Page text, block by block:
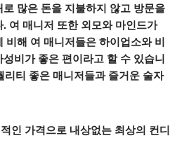
많은 돈을 지불하지 않고 방문을
여 매니저 또한 외모와 마인드가
비해 여 매니저들은 하이업소와 비
비가 좋은 편이라고 할 수 있습니
리티 좋은 매니저들과 즐거운 술자
인 가격으로 내상없는 최상의 컨디